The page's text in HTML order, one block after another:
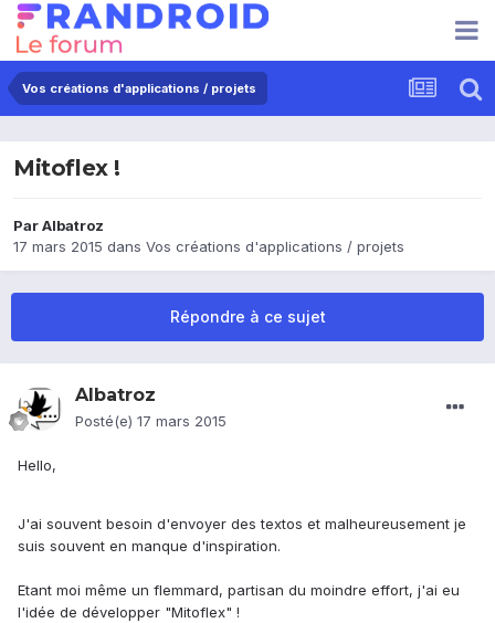
Vos créations d'applications / projets
Mitoflex !
ParAlbatroz
17 mars 2015 dans Vos créations d'applications / projets
Répondre à ce sujet
Albatroz
Posté(e) 17 mars 2015
Hello,
J'ai souvent besoin d'envoyer des textos et malheureusement je
suis souvent en manque d'inspiration.
Etant moi même un flemmard, partisan du moindre effort, j'ai eu
l'idée de développer "Mitoflex" !